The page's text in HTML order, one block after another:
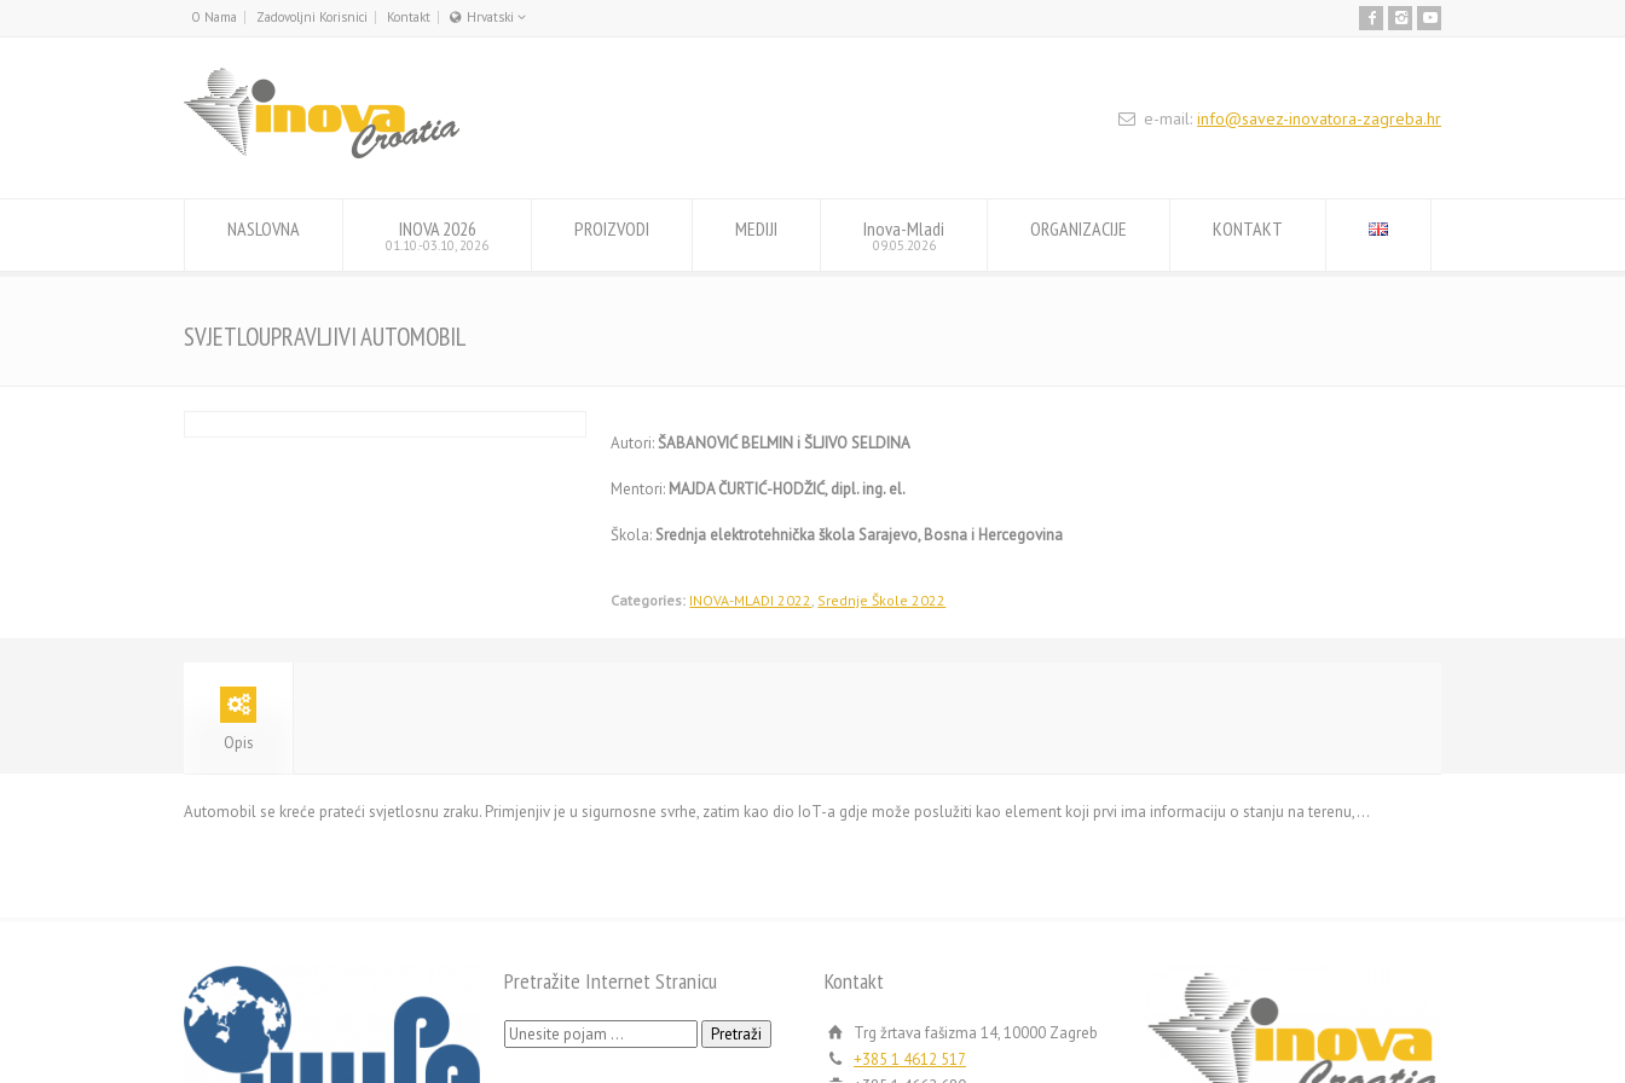
O Nama Zadovoljni Korisnici Kontakt
Hrvatski
e-mail: info@savez-inovatora-zagreba.hr
NASLOVNA INOVA 2026
01.10.-03.10, 2026
PROIZVODI MEDIJI Inova-Mladi
09.05.2026
ORGANIZACIJE KONTAKT
SVJETLOUPRAVLJIVI AUTOMOBIL
Autori:ŠABANOVIĆ BELMIN i ŠLJIVO SELDINA
Mentori: MAJDA ČURTIĆ-HODŽIĆ, dipl. ing. el.
Škola: Srednja elektrotehnička škola Sarajevo, Bosna i Hercegovina
Categories: INOVA-MLADI 2022, Srednje Škole 2022
Opis
Automobil se kreće prateći svjetlosnu zraku. Primjenjiv je u sigurnosne svrhe, zatim kao dio IoT-a gdje može poslužiti kao element koji prvi ima informaciju o stanju na terenu,…
Pretražite Internet Stranicu
Pretraži:
Kontakt
Trg žrtava fašizma 14, 10000 Zagreb
+385 1 4612 517